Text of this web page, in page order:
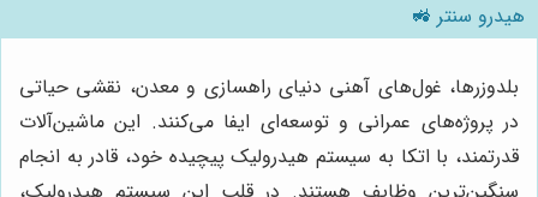
هیدرو سنتر 🚜
بلدوزرها، غول‌های آهنی دنیای راهسازی و معدن، نقشی حیاتی
در پروژه‌های عمرانی و توسعه‌ای ایفا می‌کنند. این ماشین‌آلات
قدرتمند، با اتکا به سیستم هیدرولیک پیچیده خود، قادر به انجام